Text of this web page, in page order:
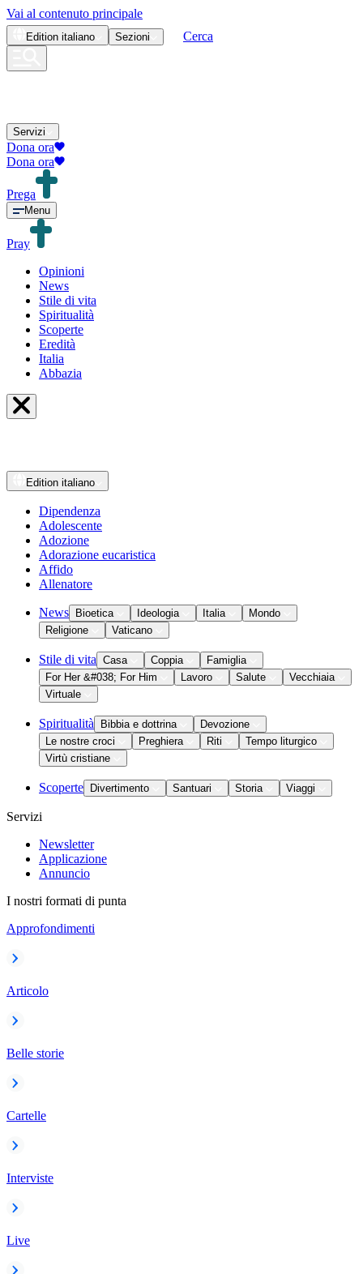
Vai al contenuto principale
Edition italiano Sezioni Cerca
Servizi
Dona ora
Dona ora
Prega
Menu
Pray
Opinioni
News
Stile di vita
Spiritualità
Scoperte
Eredità
Italia
Abbazia
Edition italiano
Dipendenza
Adolescente
Adozione
Adorazione eucaristica
Affido
Allenatore
News Bioetica Ideologia Italia
Mondo
Religione
Vaticano
Stile di vita Casa Coppia
Famiglia
For Her &#038; For Him
Lavoro Salute
Vecchiaia
Virtuale
Spiritualità Bibbia e dottrina
Devozione
Le nostre croci
Preghiera Riti
Tempo liturgico
Virtù cristiane
Scoperte Divertimento Santuari Storia Viaggi
Servizi
Newsletter
Applicazione
Annuncio
I nostri formati di punta
Approfondimenti
Articolo
Belle storie
Cartelle
Interviste
Live